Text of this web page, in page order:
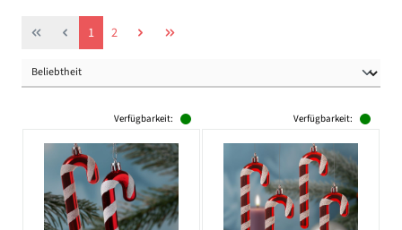
Seite
1 Seite
2
Verfügbarkeit: Verfügbarkeit: